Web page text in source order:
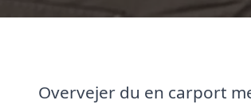
Overvejer du en carport